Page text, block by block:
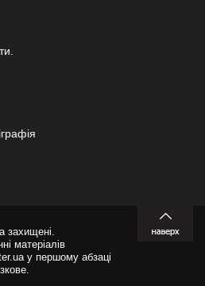
захищені.
матеріалів
у першому абзаці